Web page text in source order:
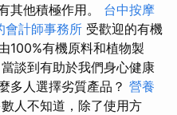
其他積極作用。 台中按摩
會計師事務所 受歡迎的有機
100%有機原料和植物製
談到有助於我們身心健康
多人選擇劣質產品？ 營養
人不知道，除了使用方